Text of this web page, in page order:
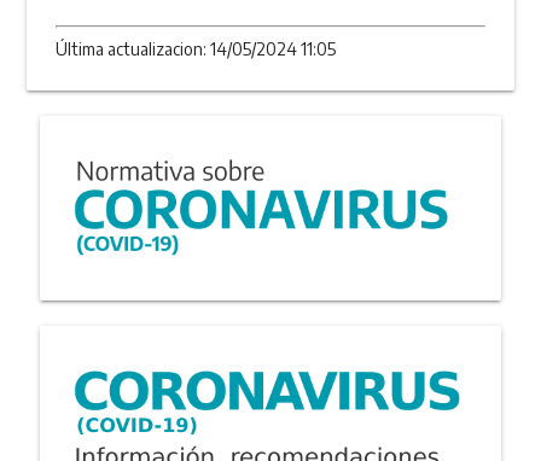
Última actualizacion: 14/05/2024 11:05